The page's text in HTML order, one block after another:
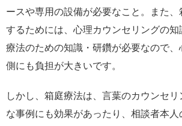
ースや専用の設備が必要なこと。また、
するためには、心理カウンセリングの知
療法のための知識・研鑽が必要なので、
側にも負担が大きいです。
しかし、箱庭療法は、言葉のカウンセ
な事例にも効果があったり、相談者本人